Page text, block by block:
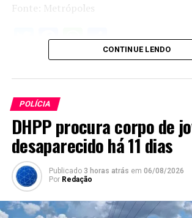
Fonte: Metrópoles
Twitter
Facebook
WhatsApp
Share
CONTINUE LENDO
POLÍCIA
DHPP procura corpo de
desaparecido há 11 dias
Publicado 3 horas atrás em 06/08/2026
Por Redação